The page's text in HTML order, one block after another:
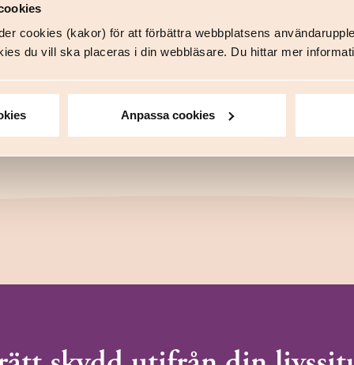
cookies (kakor) för att förbättra webbplatsens
du vill ska placeras i din webbläsare. Du hittar mer
Anpassa cookies